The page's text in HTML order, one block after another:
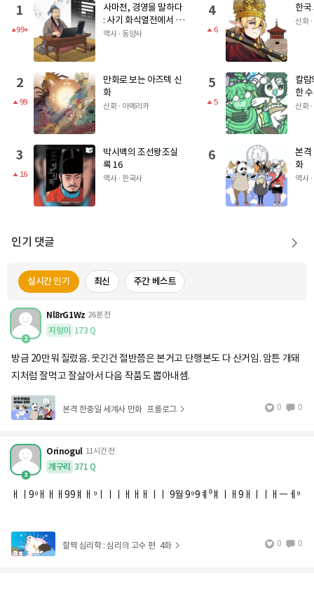
1
99+
사마천, 경영을 말하다
: 사기 화식열전에서 얻
는 부의 지혜
역사 · 동양사
2
99
만화로 보는 아즈텍 신
화
신화 · 아메리카
3
16
박시백의 조선왕조실
록 16
역사 · 한국사
4
6
한국
신화
5
5
칼람
한
신화
6
본격
화
역사
인기 댓글
실시간 인기 최신 주간 베스트
Nl8rG1Wz 26분 전
지렁이 173 Q
방금 20만워 질렀음. 웃긴건 절반쯤은 본거고 단행본도 다 산거임. 암튼 개돼
지처럼 잘먹고 잘살아서 다음 작품도 뽑아내셈.
본격 한중일 세계사 만화 프롤로그 0 0
Orinogul 11시간 전
개구리 371 Q
ㅐㅣ9⁹ㅐㅐㅐ99ㅒㅐ⁹ㅣㅣㅣㅐㅐㅐㅣㅣ 9월 9⁹9ㅖ⁰ㅒㅣㅐ9ㅐㅣㅣㅐㅡㅔ⁹
할짝 심리학 : 심리의 고수 편 4화 0 0